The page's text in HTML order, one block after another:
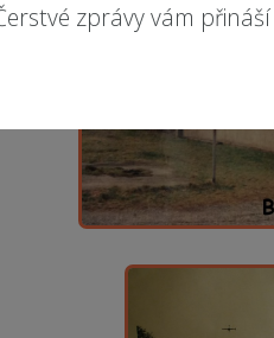
zprávy vám